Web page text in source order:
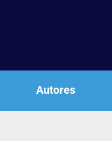
Autores